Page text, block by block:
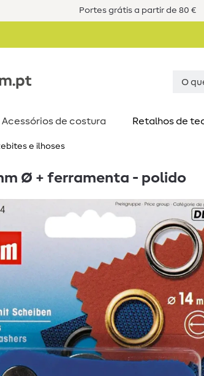
Portes grátis a partir de 80 €
Acessórios de costura​ Retalhos de
e ilhoses
Ø + ferramenta - polido